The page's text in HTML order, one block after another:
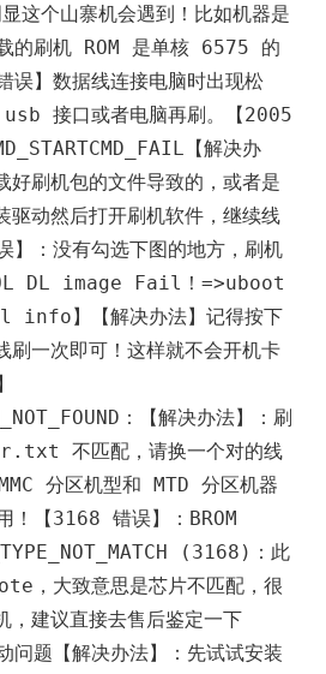
这个山寨机会遇到！比如机器是
的刷机 ROM 是单核 6575 的
误】数据线连接电脑时出现松
接口或者电脑再刷。【2005
【解决办
好刷机包的文件导致的，或者是
驱动然后打开刷机软件，继续线
：没有勾选下图的地方，刷机
DL image Fail！=>uboot
】【解决办法】记得按下
刷一次即可！这样就不会开机卡
：【解决办法】：刷
不匹配，请换一个对的线
分区机型和 MTD 分区机器
！【3168 错误】：BROM
(3168)：此
，大致意思是芯片不匹配，很
，建议直接去售后鉴定一下
问题【解决办法】：先试试安装